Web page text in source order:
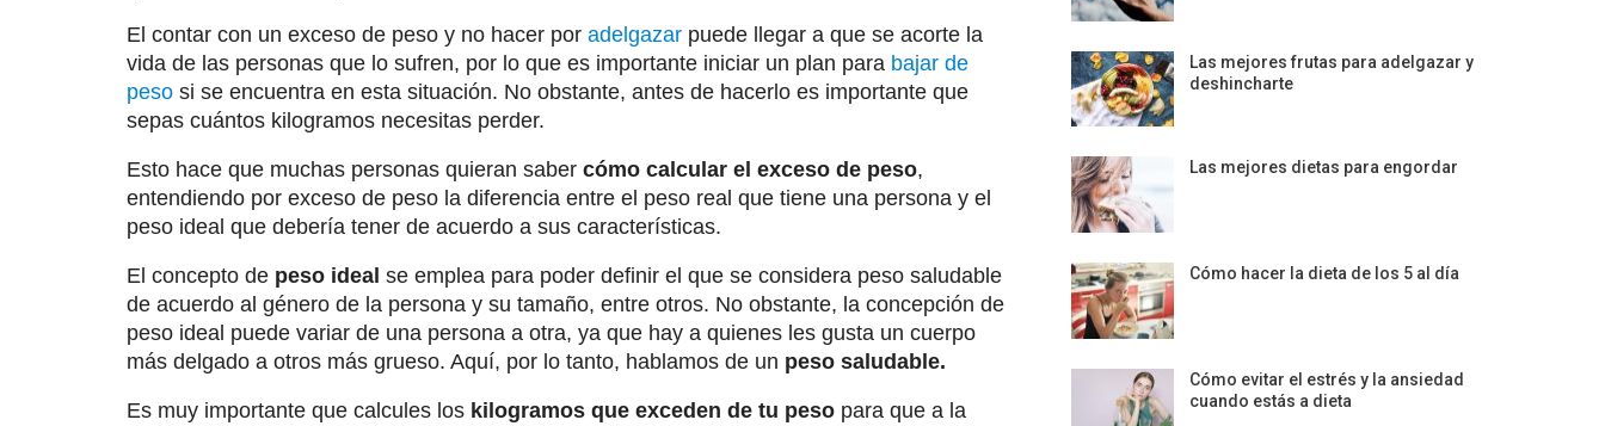
El contar con un exceso de peso y no hacer por adelgazar puede llegar a que se acorte la
vida de las personas que lo sufren, por lo que es importante iniciar un plan para bajar de
peso si se encuentra en esta situación. No obstante, antes de hacerlo es importante que
sepas cuántos kilogramos necesitas perder.
Esto hace que muchas personas quieran saber cómo calcular el exceso de peso,
entendiendo por exceso de peso la diferencia entre el peso real que tiene una persona y el
peso ideal que debería tener de acuerdo a sus características.
El concepto de peso ideal se emplea para poder definir el que se considera peso saludable
de acuerdo al género de la persona y su tamaño, entre otros. No obstante, la concepción de
peso ideal puede variar de una persona a otra, ya que hay a quienes les gusta un cuerpo
más delgado a otros más grueso. Aquí, por lo tanto, hablamos de un peso saludable.
Es muy importante que calcules los kilogramos que exceden de tu peso para que a la
Las mejores frutas para adelgazar y
deshincharte
Las mejores dietas para engordar
Cómo hacer la dieta de los 5 al día
Cómo evitar el estrés y la ansiedad
cuando estás a dieta